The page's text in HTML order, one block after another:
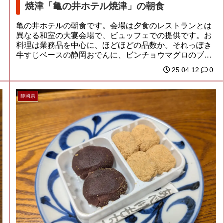
焼津「亀の井ホテル焼津」の朝食
亀の井ホテルの朝食です。会場は夕食のレストランとは
異なる和室の大宴会場で、ビュッフェでの提供です。お
料理は業務品を中心に、ほどほどの品数か。それっぽき
牛すじベースの静岡おでんに、ビンチョウマグロのブ
25.04.12 0
静岡県